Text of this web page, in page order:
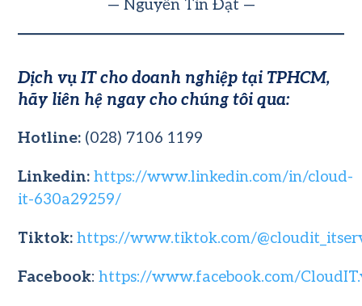
— Nguyễn Tín Đạt —
Dịch vụ IT cho doanh nghiệp tại TPHCM,
hãy liên hệ ngay cho chúng tôi qua:
Hotline: (028) 7106 1199
Linkedin: https://www.linkedin.com/in/cloud-
it-630a29259/
Tiktok: https://www.tiktok.com/
Facebook:https://www.facebook.com/